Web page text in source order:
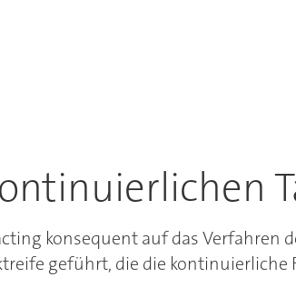
konsequent auf das Verfahren
geführt, die die kontinuierliche